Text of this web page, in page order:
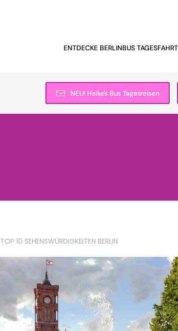
ENTDECKE BERLINBUS
NEU! Heike's Bus Tagesreisen
TOP 10 SEHENSWÜRDIGKEITEN BERLIN